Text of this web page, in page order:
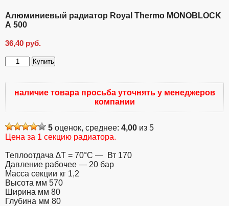
Алюминиевый радиатор Royal Thermo MONOBLOCK
А 500
36,40 руб.
Алюминиевый
радиатор
Royal
MONOBLOCK
А
500
Купить
наличие товара просьба уточнять у менеджеров
компании
5 оценок, среднее: 4,00 из 5
Цена за 1 секцию радиатора.
Теплоотдача ∆T = 70°C — Вт 170
Давление рабочее — 20 бар
Масса секции кг 1,2
Высота мм 570
Ширина мм 80
Глубина мм 80